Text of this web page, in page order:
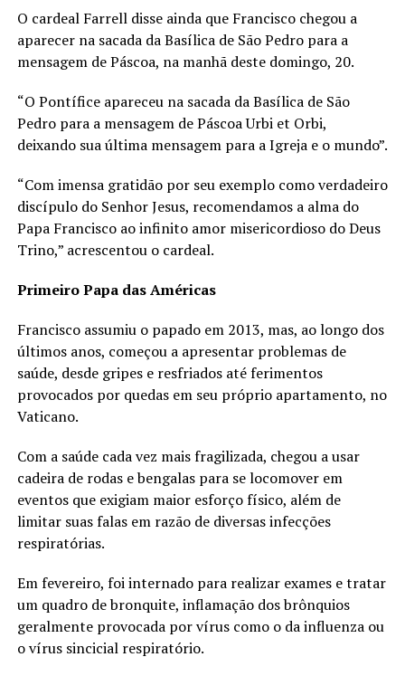
O cardeal Farrell disse ainda que Francisco chegou a
aparecer na sacada da Basílica de São Pedro para a
mensagem de Páscoa, na manhã deste domingo, 20.
“O Pontífice apareceu na sacada da Basílica de São
Pedro para a mensagem de Páscoa Urbi et Orbi,
deixando sua última mensagem para a Igreja e o mundo”.
“Com imensa gratidão por seu exemplo como verdadeiro
discípulo do Senhor Jesus, recomendamos a alma do
Papa Francisco ao infinito amor misericordioso do Deus
Trino,” acrescentou o cardeal.
Primeiro Papa das Américas
Francisco assumiu o papado em 2013, mas, ao longo dos
últimos anos, começou a apresentar problemas de
saúde, desde gripes e resfriados até ferimentos
provocados por quedas em seu próprio apartamento, no
Vaticano.
Com a saúde cada vez mais fragilizada, chegou a usar
cadeira de rodas e bengalas para se locomover em
eventos que exigiam maior esforço físico, além de
limitar suas falas em razão de diversas infecções
respiratórias.
Em fevereiro, foi internado para realizar exames e tratar
um quadro de bronquite, inflamação dos brônquios
geralmente provocada por vírus como o da influenza ou
o vírus sincicial respiratório.